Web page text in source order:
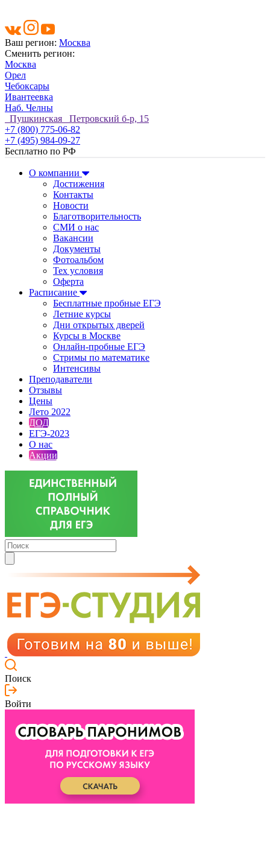
Ваш регион: Москва
Сменить регион:
Москва
Орел
Чебоксары
Ивантеевка
Наб. Челны
Пушкинская Петровский б-р, 15
+7 (800) 775-06-82
+7 (495) 984-09-27
Бесплатно по РФ
О компании
Достижения
Контакты
Новости
Благотворительность
СМИ о нас
Вакансии
Документы
Фотоальбом
Тех условия
Оферта
Расписание
Бесплатные пробные ЕГЭ
Летние курсы
Дни открытых дверей
Курсы в Москве
Онлайн-пробные ЕГЭ
Стримы по математике
Интенсивы
Преподаватели
Отзывы
Цены
Лето 2022
ДОД
ЕГЭ-2023
О нас
Акции
Поиск
Войти